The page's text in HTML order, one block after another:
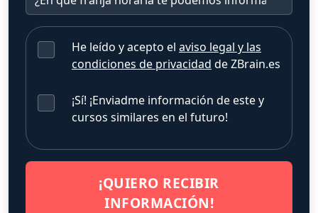
He leído y acepto el aviso legal y las
condiciones de privacidad de ZBrain.es
¡Sí! ¡Enviadme información de este y
cursos similares en el futuro!
¡QUIERO RECIBIR
INFORMACIÓN!